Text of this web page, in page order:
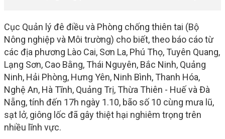
Cục Quản lý đê điều và Phòng chống thiên tai (Bộ
Nông nghiệp và Môi trường) cho biết, theo báo cáo từ
các địa phương Lào Cai, Sơn La, Phú Thọ, Tuyên Quang,
Lạng Sơn, Cao Bằng, Thái Nguyên, Bắc Ninh, Quảng
Ninh, Hải Phòng, Hưng Yên, Ninh Bình, Thanh Hóa,
Nghệ An, Hà Tĩnh, Quảng Trị, Thừa Thiên - Huế và Đà
Nẵng, tính đến 17h ngày 1.10, bão số 10 cùng mưa lũ,
sạt lở, giông lốc đã gây thiệt hại nghiêm trọng trên
nhiều lĩnh vực.